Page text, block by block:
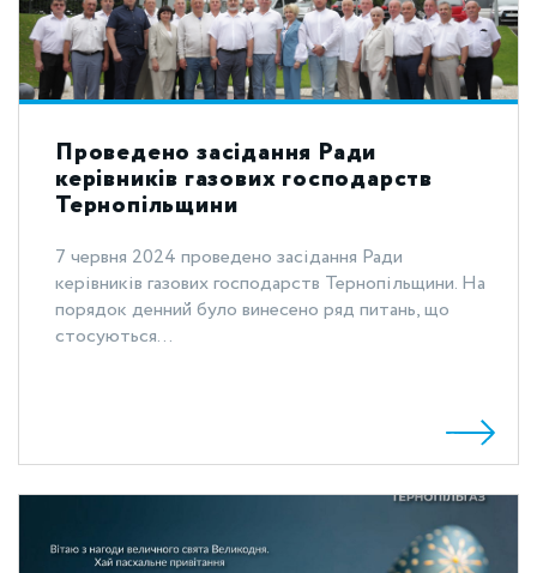
Проведено засідання Ради
керівників газових господарств
Тернопільщини
7 червня 2024 проведено засідання Ради
керівників газових господарств Тернопільщини. На
порядок денний було винесено ряд питань, що
стосуються...